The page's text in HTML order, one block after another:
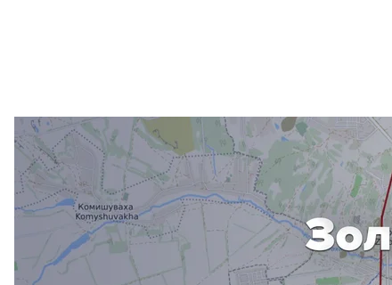
Красная линия — фактическая «граница». Красная зона —
территория. Желтая — «серые
Но несмотря на отсутствие естественной
гражданских позаботятся:
«Там будет располагаться оперативный пункт
обеспечивать круглосуточный порядок и
находиться другие подразделения, которые
районе непосредственно этой улице».